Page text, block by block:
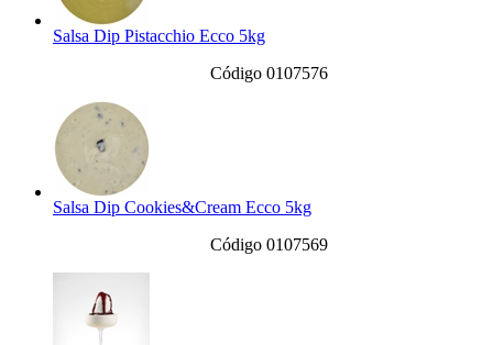
Salsa Dip Pistacchio Ecco 5kg
Código 0107576
Salsa Dip Cookies&Cream Ecco 5kg
Código 0107569